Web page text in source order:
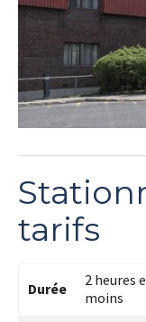
tarifs
Durée
2 heures
moins